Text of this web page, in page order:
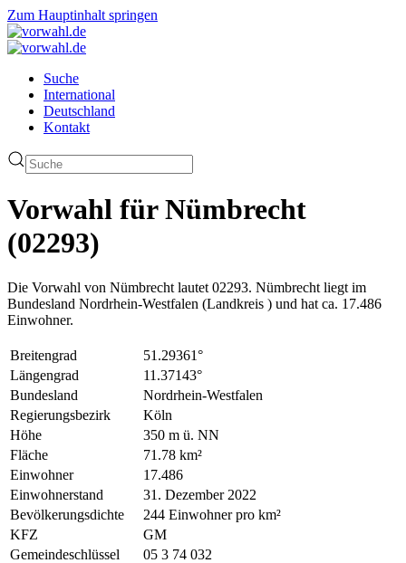
Zum Hauptinhalt springen
Suche
International
Deutschland
Kontakt
Vorwahl für Nümbrecht
(02293)
Die Vorwahl von Nümbrecht lautet 02293. Nümbrecht liegt im
Bundesland Nordrhein-Westfalen (Landkreis ) und hat ca. 17.486
Einwohner.
Breitengrad
51.29361°
Längengrad
11.37143°
Bundesland
Nordrhein-Westfalen
Regierungsbezirk
Köln
Höhe
350 m ü. NN
Fläche
71.78 km²
Einwohner
17.486
Einwohnerstand
31. Dezember 2022
Bevölkerungsdichte
244 Einwohner pro km²
KFZ
GM
Gemeindeschlüssel
05 3 74 032